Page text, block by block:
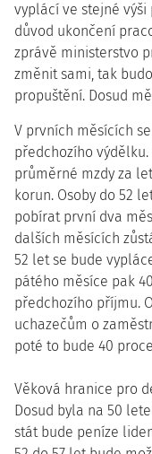
vyplácí ve stejné
důvod ukončení
zprávě ministerstvo
změnit sami, tak
propuštění. Dosud
V prvních měsících
předchozího
průměrné mzdy za
korun. Osoby do 52
pobírat první dva
dalších měsících
52 let se bude
pátého měsíce pak
předchozího příjmu.
uchazečům o
poté to bude 40
Věková hranice pro
Dosud byla na 50
stát bude peníze